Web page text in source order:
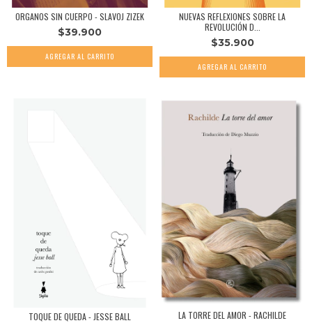
ORGANOS SIN CUERPO - SLAVOJ ZIZEK
$39.900
NUEVAS REFLEXIONES SOBRE LA
REVOLUCIÓN D...
$35.900
TOQUE DE QUEDA - JESSE BALL LA TORRE DEL AMOR - RACHILDE